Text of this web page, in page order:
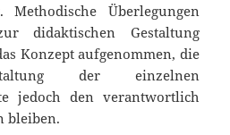
Überlegungen
didaktischen Gestaltung
Konzept aufgenommen, die
der einzelnen
jedoch den verantwortlich
bleiben.